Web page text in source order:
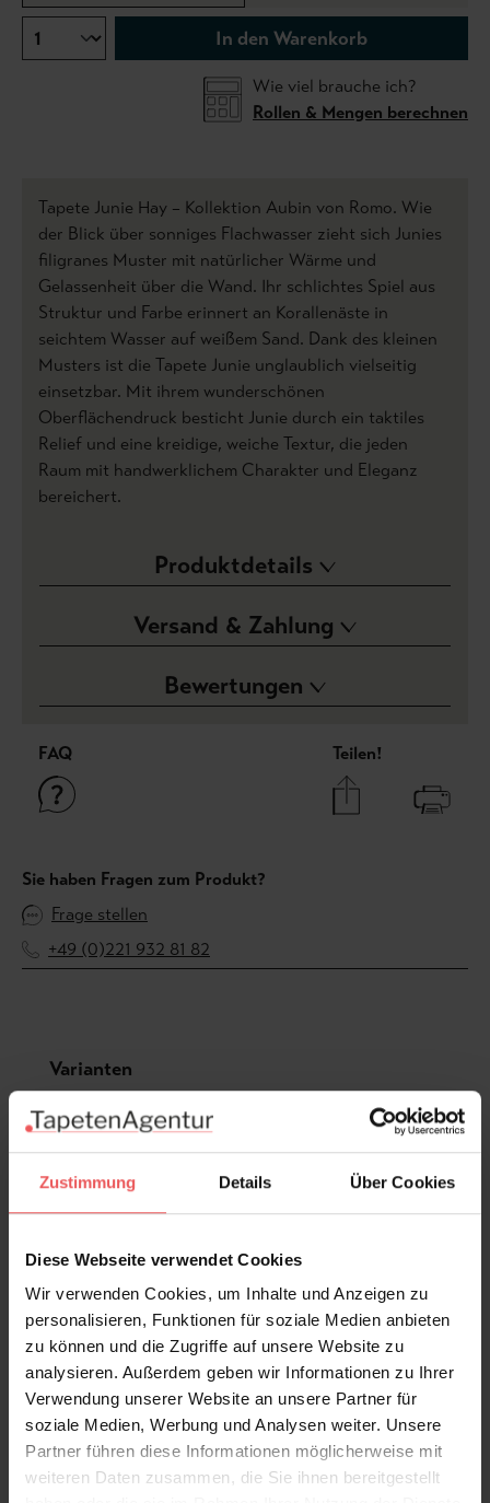
Zustimmung Details Über Cookies
Diese Webseite verwendet Cookies
Wir verwenden Cookies, um Inhalte und Anzeigen zu
personalisieren, Funktionen für soziale Medien anbieten
zu können und die Zugriffe auf unsere Website zu
analysieren. Außerdem geben wir Informationen zu Ihrer
Verwendung unserer Website an unsere Partner für
soziale Medien, Werbung und Analysen weiter. Unsere
Partner führen diese Informationen möglicherweise mit
weiteren Daten zusammen, die Sie ihnen bereitgestellt
In den Warenkorb
Wie viel brauche ich?
Rollen & Mengen berechnen
Tapete Junie Hay – Kollektion Aubin von Romo. Wie
der Blick über sonniges Flachwasser zieht sich Junies
filigranes Muster mit natürlicher Wärme und
Gelassenheit über die Wand. Ihr schlichtes Spiel aus
Struktur und Farbe erinnert an Korallenäste in
seichtem Wasser auf weißem Sand. Dank des kleinen
Musters ist die Tapete Junie unglaublich vielseitig
einsetzbar. Mit ihrem wunderschönen
Oberflächendruck besticht Junie durch ein taktiles
Relief und eine kreidige, weiche Textur, die jeden
Raum mit handwerklichem Charakter und Eleganz
bereichert.
Produktdetails
Versand & Zahlung
Bewertungen
FAQ Teilen!
Sie haben Fragen zum Produkt?
Frage stellen
+49 (0)221 932 81 82
Produktgalerie überspringen
Varianten